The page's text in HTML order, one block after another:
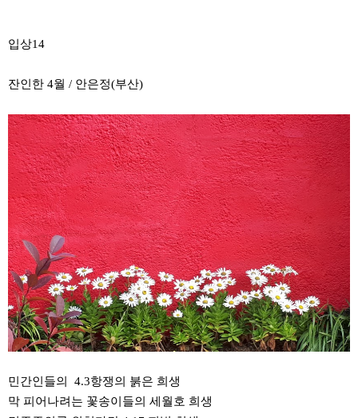
입상14
잔인한 4월 / 안은정(부산)
민간인들의 4.3항쟁의 붉은 희생
막 피어나려는 꽃송이들의 세월호 희생